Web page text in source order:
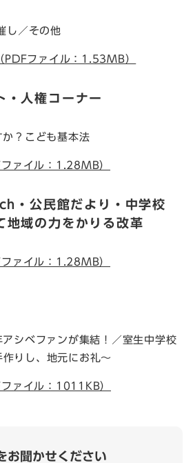
し／その他
ファイル：1.53MB）
・人権コーナー
か？こども基本法
ァイル：1.28MB）
・公民館だより・中学校
地域の力をかりる改革
ァイル：1.28MB）
アシベファンが集結！／室生中学校
りし、地元にお礼～
ァイル：1011KB）
お聞かせください